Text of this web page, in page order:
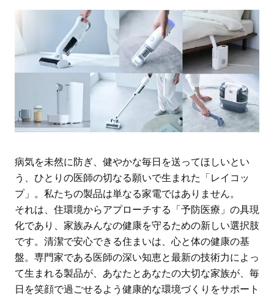
病気を未然に防ぎ、健やかな毎日を送ってほしいとい
う、ひとりの医師の切なる願いで生まれた「レイコッ
プ」。私たちの製品は単なる家電ではありません。
それは、住環境からアプローチする「予防医療」の具現
化であり、家族みんなの健康を守るための新しい選択肢
です。清潔で安心できる住まいは、心と体の健康の基
盤。専門家である医師の深い知恵と最新の技術力によっ
て生まれる製品が、あなたとあなたの大切な家族が、毎
日を笑顔で過ごせるよう健康的な環境づくりをサポート